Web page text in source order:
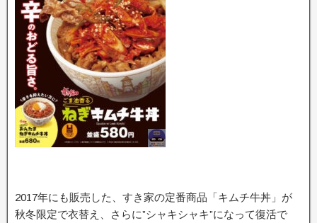
2017年にも販売した、すき家の定番商品「キムチ牛丼」が
秋冬限定で衣替え、さらに”シャキシャキ”になって復活で